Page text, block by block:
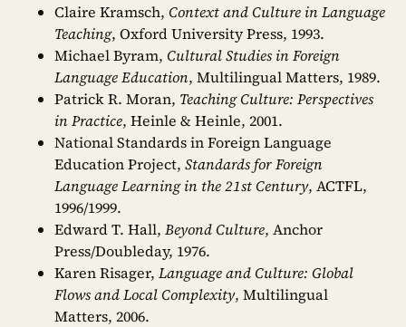
Claire Kramsch, Context and Culture in Language
Teaching, Oxford University Press, 1993.
Michael Byram, Cultural Studies in Foreign
Language Education, Multilingual Matters, 1989.
Patrick R. Moran, Teaching Culture: Perspectives
in Practice, Heinle & Heinle, 2001.
National Standards in Foreign Language
Education Project, Standards for Foreign
Language Learning in the 21st Century, ACTFL,
1996/1999.
Edward T. Hall, Beyond Culture, Anchor
Press/Doubleday, 1976.
Karen Risager, Language and Culture: Global
Flows and Local Complexity, Multilingual
Matters, 2006.